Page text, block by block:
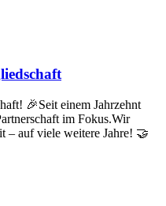
🎉Seit einem Jahrzehnt
im Fokus.Wir
– auf viele weitere Jahre! 🤝